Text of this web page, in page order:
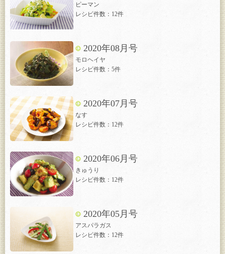
ピーマン
レシピ件数：12件
2020年08月号
モロヘイヤ
レシピ件数：5件
2020年07月号
なす
レシピ件数：12件
2020年06月号
きゅうり
レシピ件数：12件
2020年05月号
アスパラガス
レシピ件数：12件